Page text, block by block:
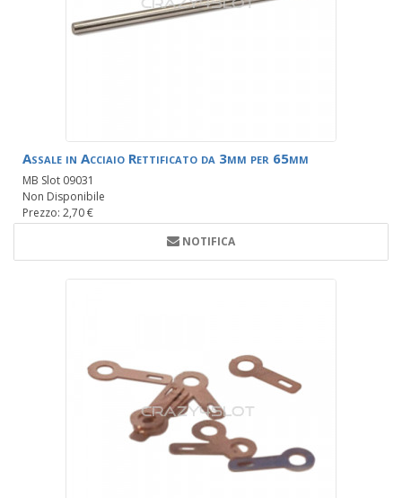
Assale in Acciaio Rettificato da 3mm per 65mm
MB Slot 09031
Non Disponibile
Prezzo: 2,70 €
NOTIFICA